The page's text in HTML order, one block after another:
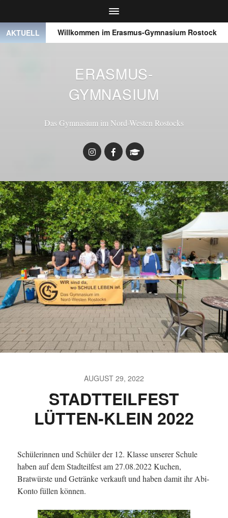
AKTUELL
● Willkommen im Erasmus-Gymnasium Rostock
ERASMUS-
GYMNASIUM
Das Gymnasium im Nord-Westen Rostocks
AUGUST 29, 2022
STADTTEILFEST
LÜTTEN-KLEIN 2022
Schülerinnen und Schüler der 12. Klasse unserer Schule
haben auf dem Stadteilfest am 27.08.2022 Kuchen,
Bratwürste und Getränke verkauft und haben damit ihr Abi-
Konto füllen können.